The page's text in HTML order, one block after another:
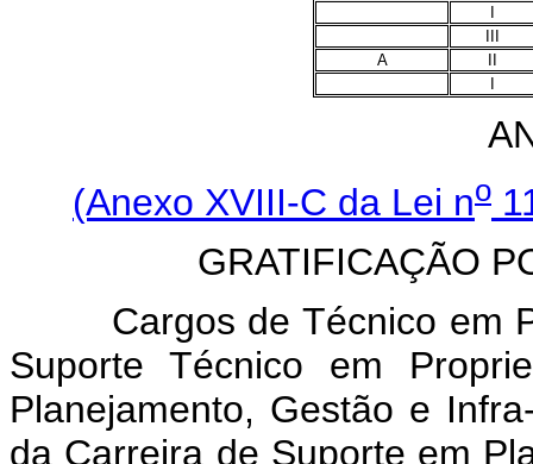
A
(Anexo XVIII-C da Lei no
GRATIFICAÇÃO
Cargos de Técnico em
Suporte Técnico em
Planejamento, Gestão e
da Carreira de Suporte em